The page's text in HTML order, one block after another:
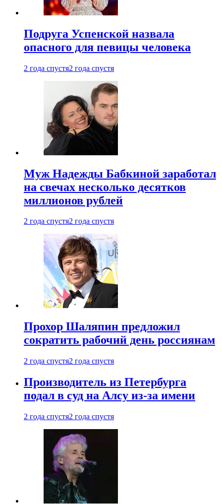
Подруга Успенской назвала
опасного для певицы человека
2 года спустя2 года спустя
Муж Надежды Бабкиной заработал
на свечах несколько десятков
миллионов рублей
2 года спустя2 года спустя
Прохор Шаляпин предложил
сократить рабочий день россиянам
2 года спустя2 года спустя
Производитель из Петербурга
подал в суд на Алсу из-за имени
2 года спустя2 года спустя